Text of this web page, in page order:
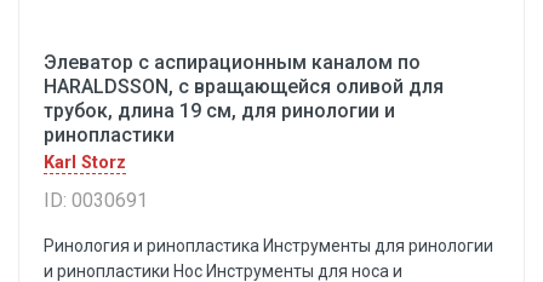
Элеватор с аспирационным каналом по
HARALDSSON, с вращающейся оливой для
трубок, длина 19 см, для ринологии и
ринопластики
Karl Storz
ID: 0030691
Ринология и ринопластика Инструменты для ринологии
и ринопластики Hoc Инструменты для носа и